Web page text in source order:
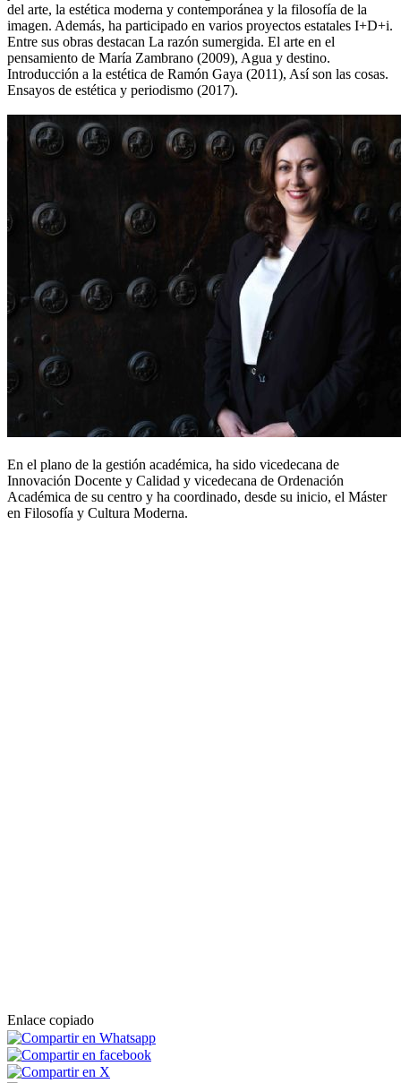
del arte, la estética moderna y contemporánea y la filosofía de la
imagen. Además, ha participado en varios proyectos estatales I+D+i.
Entre sus obras destacan La razón sumergida. El arte en el
pensamiento de María Zambrano (2009), Agua y destino.
Introducción a la estética de Ramón Gaya (2011), Así son las cosas.
Ensayos de estética y periodismo (2017).
En el plano de la gestión académica, ha sido vicedecana de
Innovación Docente y Calidad y vicedecana de Ordenación
Académica de su centro y ha coordinado, desde su inicio, el Máster
en Filosofía y Cultura Moderna.
Enlace copiado